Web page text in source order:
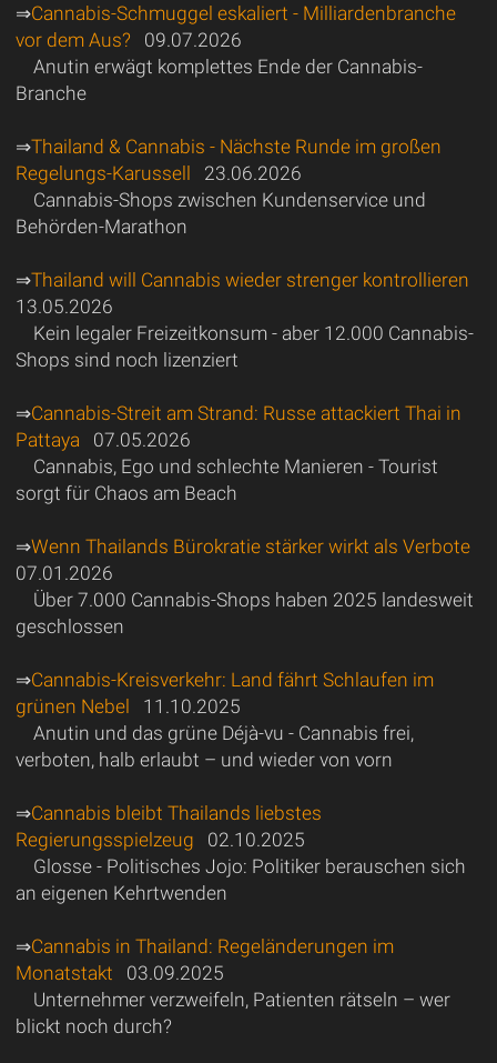
⇒Cannabis-Schmuggel eskaliert - Milliardenbranche
vor dem Aus? 09.07.2026
Anutin erwägt komplettes Ende der Cannabis-
Branche
⇒Thailand & Cannabis - Nächste Runde im großen
Regelungs-Karussell 23.06.2026
Cannabis-Shops zwischen Kundenservice und
Behörden-Marathon
⇒Thailand will Cannabis wieder strenger kontrollieren
13.05.2026
Kein legaler Freizeitkonsum - aber 12.000 Cannabis-
Shops sind noch lizenziert
⇒Cannabis-Streit am Strand: Russe attackiert Thai in
Pattaya 07.05.2026
Cannabis, Ego und schlechte Manieren - Tourist
sorgt für Chaos am Beach
⇒Wenn Thailands Bürokratie stärker wirkt als Verbote
07.01.2026
Über 7.000 Cannabis-Shops haben 2025 landesweit
geschlossen
⇒Cannabis-Kreisverkehr: Land fährt Schlaufen im
grünen Nebel 11.10.2025
Anutin und das grüne Déjà-vu - Cannabis frei,
verboten, halb erlaubt – und wieder von vorn
⇒Cannabis bleibt Thailands liebstes
Regierungsspielzeug 02.10.2025
Glosse - Politisches Jojo: Politiker berauschen sich
an eigenen Kehrtwenden
⇒Cannabis in Thailand: Regeländerungen im
Monatstakt 03.09.2025
Unternehmer verzweifeln, Patienten rätseln – wer
blickt noch durch?